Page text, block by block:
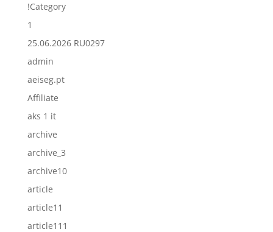
!Category
1
25.06.2026 RU0297
admin
aeiseg.pt
Affiliate
aks 1 it
archive
archive_3
archive10
article
article11
article111